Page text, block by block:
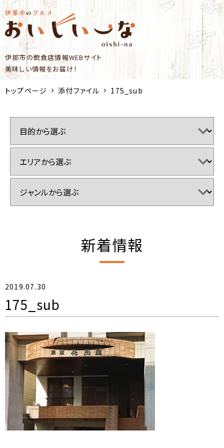
伊那市の飲食店情報WEBサイト
美味しい情報をお届け！
トップページ 添付ファイル 175_sub
新着情報
2019.07.30
175_sub